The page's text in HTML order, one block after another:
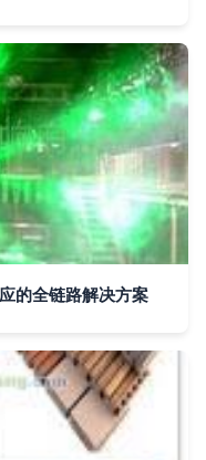
的全链路解决方案